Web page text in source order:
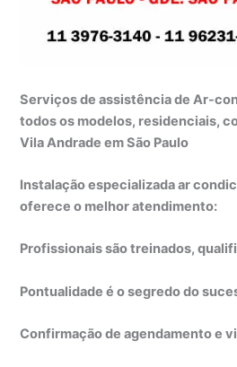
Serviços de assistência de Ar-
todos os modelos, residenciais,
Vila Andrade em São Paulo
Instalação especializada ar
oferece o melhor atendimento:
Profissionais são treinados,
Pontualidade é o segredo do
Confirmação de agendamento e